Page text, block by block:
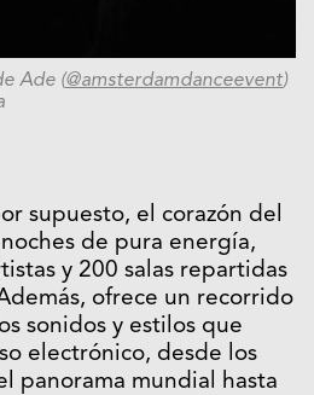
Ade (@amsterdamdanceevent)
supuesto, el corazón del
de pura energía,
y 200 salas repartidas
ofrece un recorrido
sonidos y estilos que
electrónico, desde los
panorama mundial hasta